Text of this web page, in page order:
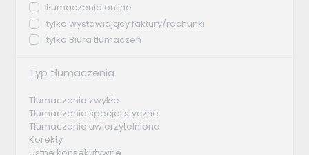
tłumaczenia online
tylko wystawiający faktury/rachunki
tylko Biura tłumaczeń
Typ tłumaczenia
Tłumaczenia zwykłe
Tłumaczenia specjalistyczne
Tłumaczenia uwierzytelnione
Korekty